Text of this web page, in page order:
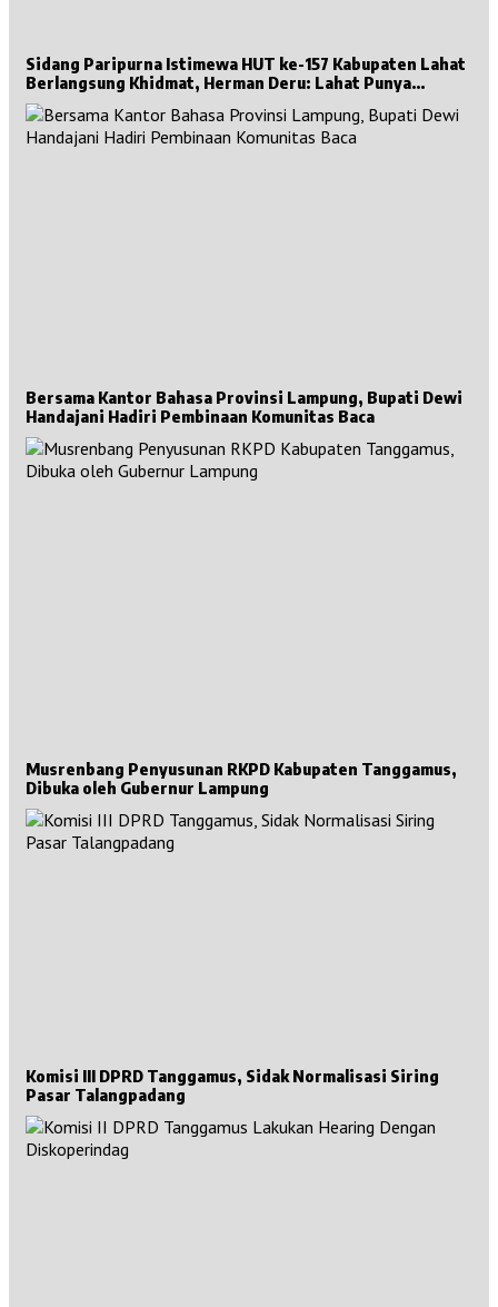
Sidang Paripurna Istimewa HUT ke-157 Kabupaten Lahat
Berlangsung Khidmat, Herman Deru: Lahat Punya
Sejarah Besar untuk Sumsel
Bersama Kantor Bahasa Provinsi Lampung, Bupati Dewi
Handajani Hadiri Pembinaan Komunitas Baca
Musrenbang Penyusunan RKPD Kabupaten Tanggamus,
Dibuka oleh Gubernur Lampung
Komisi III DPRD Tanggamus, Sidak Normalisasi Siring
Pasar Talangpadang